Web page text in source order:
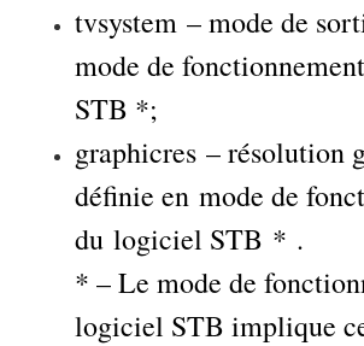
tvsystem – mode de
mode de
STB *;
graphicres – résolution
définie en mode de
du logiciel STB * .
* – Le mode de
logiciel STB implique